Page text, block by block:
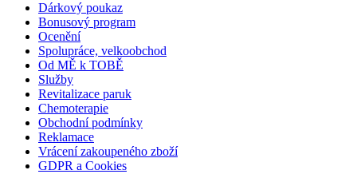
Dárkový poukaz
Bonusový program
Ocenění
Spolupráce, velkoobchod
Od MĚ k TOBĚ
Služby
Revitalizace paruk
Chemoterapie
Obchodní podmínky
Reklamace
Vrácení zakoupeného zboží
GDPR a Cookies